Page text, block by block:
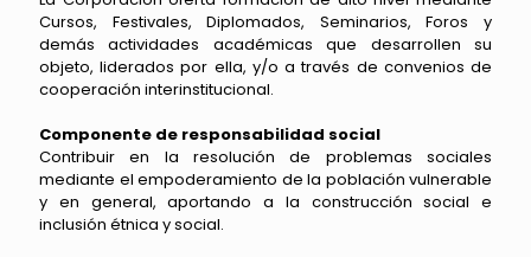
Cursos, Festivales, Diplomados, Seminarios, Foros y
demás actividades académicas que desarrollen su
objeto, liderados por ella, y/o a través de convenios de
cooperación interinstitucional.
Componente de responsabilidad social
Contribuir en la resolución de problemas sociales
mediante el empoderamiento de la población vulnerable
y en general, aportando a la construcción social e
inclusión étnica y social.